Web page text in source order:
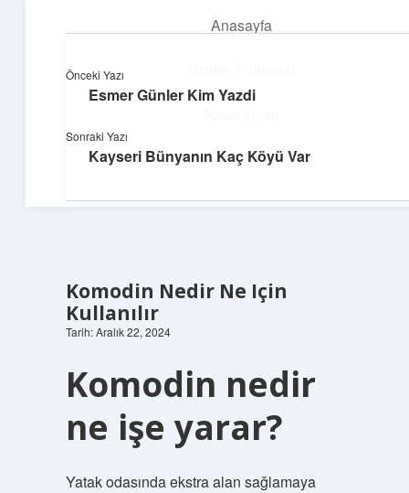
Anasayfa
Hakkımızda
Komodin Nedir Ne Için
Kullanılır
Tarih: Aralık 22, 2024
Komodin nedir
ne işe yarar?
Yatak odasında ekstra alan sağlamaya
Önceki Yazı
Esmer Günler Kim Yazdi
Sonraki Yazı
Kayseri Bünyanın Kaç Köyü Var